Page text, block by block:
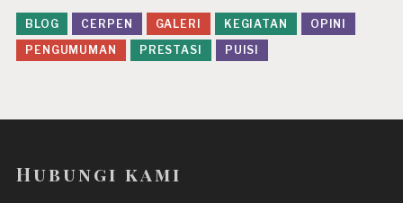
BLOG CERPEN GALERI KEGIATAN
OPINI
PENGUMUMAN
PRESTASI PUISI
Hubungi kami